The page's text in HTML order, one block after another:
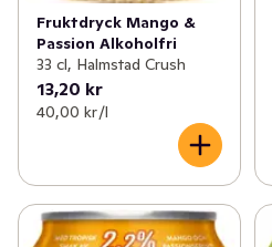
Fruktdryck Mango &
Passion Alkoholfri
33 cl, Halmstad Crush
13,20 kr
40,00 kr /l